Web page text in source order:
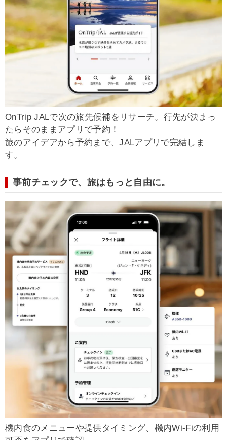
OnTrip JALで次の旅先候補をリサーチ。行先が決まっ
たらそのままアプリで予約！
旅のアイデアから予約まで、JALアプリで完結しま
す。
事前チェックで、旅はもっと自由に。
機内食のメニューや提供タイミング、機内Wi-Fiの利用